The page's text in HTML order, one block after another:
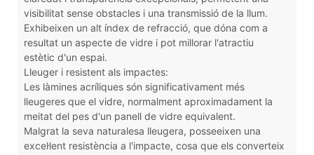
visibilitat sense obstacles i una transmissió de la llum.
Exhibeixen un alt índex de refracció, que dóna com a
resultat un aspecte de vidre i pot millorar l'atractiu
estètic d'un espai.
Lleuger i resistent als impactes:
Les làmines acríliques són significativament més
lleugeres que el vidre, normalment aproximadament la
meitat del pes d'un panell de vidre equivalent.
Malgrat la seva naturalesa lleugera, posseeixen una
excel·lent resistència a l'impacte, cosa que els converteix